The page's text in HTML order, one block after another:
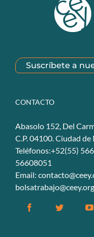
Suscríbete a
CONTACTO
Abasolo 152, Del
C.P. 04100. Ciudad
Teléfonos:+52(55)
56608051
Email: